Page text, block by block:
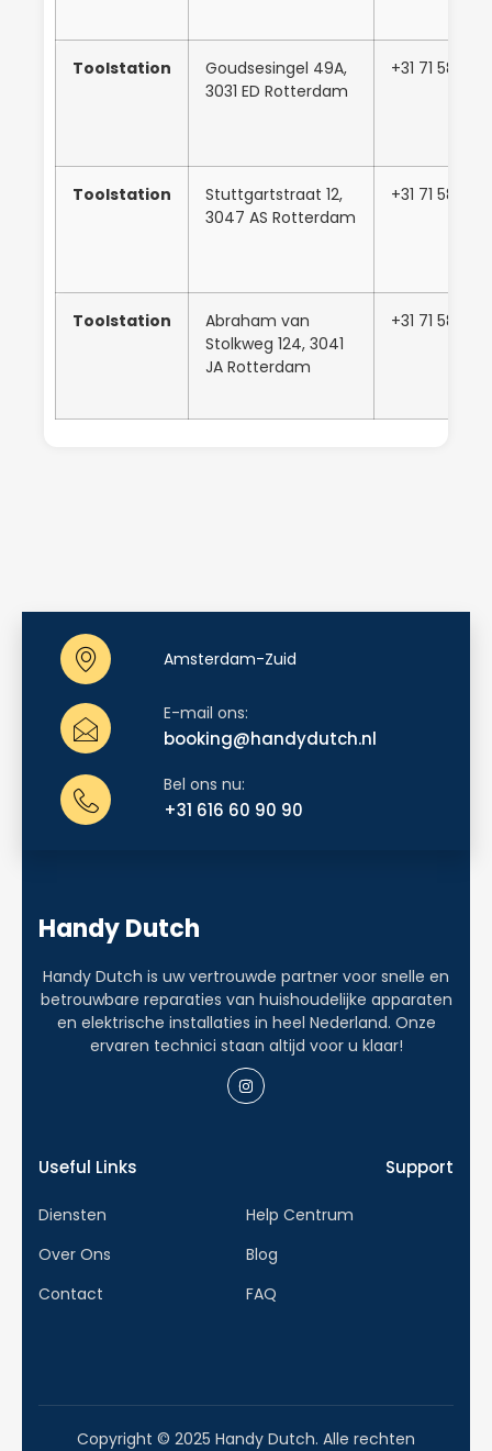
Toolstation
Goudsesingel 49A,
3031 ED Rotterdam
+31 71 581
Toolstation
Stuttgartstraat 12,
3047 AS Rotterdam
+31 71 581
Toolstation
Abraham van
Stolkweg 124, 3041
JA Rotterdam
+31 71 581
Amsterdam-Zuid
E-mail ons:
booking@handydutch.nl
Bel ons nu:
+31 616 60 90 90
Handy Dutch
Handy Dutch is uw vertrouwde partner voor snelle en
betrouwbare reparaties van huishoudelijke apparaten
en elektrische installaties in heel Nederland. Onze
ervaren technici staan altijd voor u klaar!
Useful Links
Diensten
Over Ons
Contact
Support
Help Centrum
Blog
FAQ
Copyright © 2025 Handy Dutch. Alle rechten